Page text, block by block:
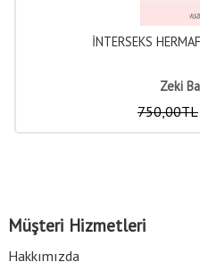
İNTERSEKS
Zeki
750,00TL
Müşteri Hizmetleri
Hakkımızda